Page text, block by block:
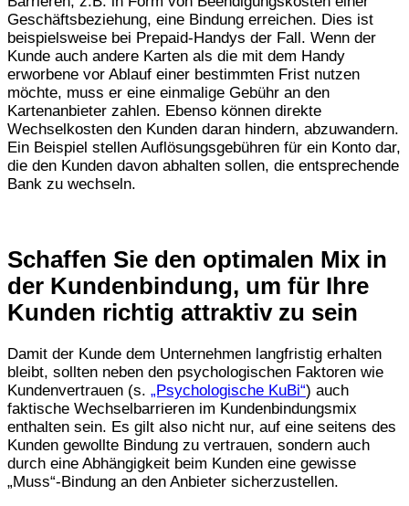
Geschäftsbeziehung, eine Bindung erreichen. Dies ist
beispielsweise bei Prepaid-Handys der Fall. Wenn der
Kunde auch andere Karten als die mit dem Handy
erworbene vor Ablauf einer bestimmten Frist nutzen
möchte, muss er eine einmalige Gebühr an den
Kartenanbieter zahlen. Ebenso können direkte
Wechselkosten den Kunden daran hindern, abzuwandern.
Ein Beispiel stellen Auflösungsgebühren für ein Konto dar,
die den Kunden davon abhalten sollen, die entsprechende
Bank zu wechseln.
Schaffen Sie den optimalen Mix in
der Kundenbindung, um für Ihre
Kunden richtig attraktiv zu sein
Damit der Kunde dem Unternehmen langfristig erhalten
bleibt, sollten neben den psychologischen Faktoren wie
Kundenvertrauen (s. „Psychologische KuBi“) auch
faktische Wechselbarrieren im Kundenbindungsmix
enthalten sein. Es gilt also nicht nur, auf eine seitens des
Kunden gewollte Bindung zu vertrauen, sondern auch
durch eine Abhängigkeit beim Kunden eine gewisse
„Muss“-Bindung an den Anbieter sicherzustellen.